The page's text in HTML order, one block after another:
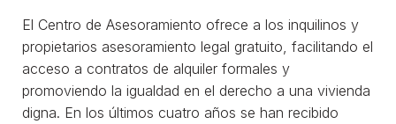
El Centro de Asesoramiento ofrece a los inquilinos y
propietarios asesoramiento legal gratuito, facilitando el
acceso a contratos de alquiler formales y
promoviendo la igualdad en el derecho a una vivienda
digna. En los últimos cuatro años se han recibido